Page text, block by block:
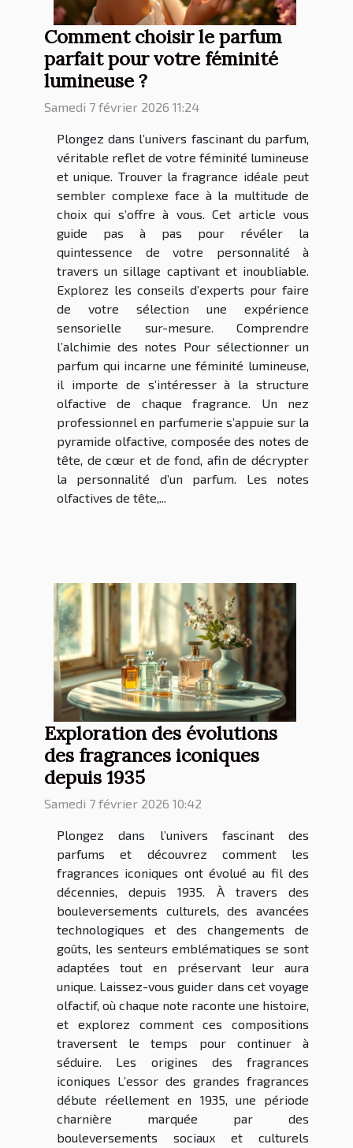
Comment choisir le parfum
parfait pour votre féminité
lumineuse ?
Samedi 7 février 2026 11:24
Plongez dans l’univers fascinant du parfum,
véritable reflet de votre féminité lumineuse
et unique. Trouver la fragrance idéale peut
sembler complexe face à la multitude de
choix qui s’offre à vous. Cet article vous
guide pas à pas pour révéler la
quintessence de votre personnalité à
travers un sillage captivant et inoubliable.
Explorez les conseils d’experts pour faire
de votre sélection une expérience
sensorielle sur-mesure. Comprendre
l’alchimie des notes Pour sélectionner un
parfum qui incarne une féminité lumineuse,
il importe de s’intéresser à la structure
olfactive de chaque fragrance. Un nez
professionnel en parfumerie s’appuie sur la
pyramide olfactive, composée des notes de
tête, de cœur et de fond, afin de décrypter
la personnalité d’un parfum. Les notes
olfactives de tête,...
Exploration des évolutions
des fragrances iconiques
depuis 1935
Samedi 7 février 2026 10:42
Plongez dans l’univers fascinant des
parfums et découvrez comment les
fragrances iconiques ont évolué au fil des
décennies, depuis 1935. À travers des
bouleversements culturels, des avancées
technologiques et des changements de
goûts, les senteurs emblématiques se sont
adaptées tout en préservant leur aura
unique. Laissez-vous guider dans cet voyage
olfactif, où chaque note raconte une histoire,
et explorez comment ces compositions
traversent le temps pour continuer à
séduire. Les origines des fragrances
iconiques L’essor des grandes fragrances
débute réellement en 1935, une période
charnière marquée par des
bouleversements sociaux et culturels